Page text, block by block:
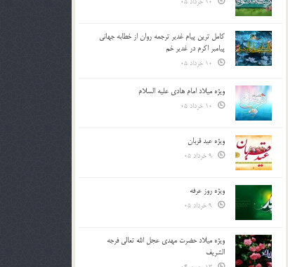
کامل ترین پیام غدیر ترجمه روان از خطابه جهانی
پیامبر اکرم در غدیر خم
ویژه میلاد امام هادی علیه السلام
ویژه عید قربان
ویژه روز عرفه
ویژه میلاد حضرت مهدی عجل الله تعالی فرجه
الشريف